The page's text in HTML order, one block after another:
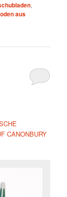
,
aus
CANONBURY